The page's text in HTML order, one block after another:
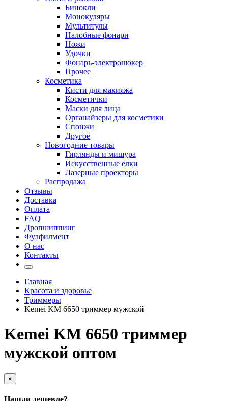
Бинокли
Монокуляры
Мультитулы
Налобные фонари
Ножи
Удочки
Фонарь-электрошокер
Прочее
Косметика
Кисти для макияжа
Косметички
Маски для лица
Органайзеры для косметики
Спонжи
Другое
Новогодние товары
Гирлянды и мишура
Искусственные елки
Лазерные проекторы
Распродажа
Отзывы
Доставка
Оплата
FAQ
Дропшиппинг
Фулфилмент
О нас
Контакты
Главная
Красота и здоровье
Триммеры
Kemei KM 6650 триммер мужской
Kemei KM 6650 триммер
мужской оптом
×